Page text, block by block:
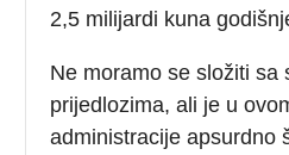
2,5 milijardi kuna
Ne moramo se složiti sa
prijedlozima, ali je u
administracije apsurdno